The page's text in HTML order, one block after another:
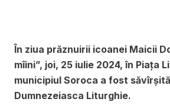
În ziua prăznuirii icoanei Maicii
mîini”, joi, 25 iulie 2024, în Piața
municipiul Soroca a fost
Dumnezeiasca Liturghie.